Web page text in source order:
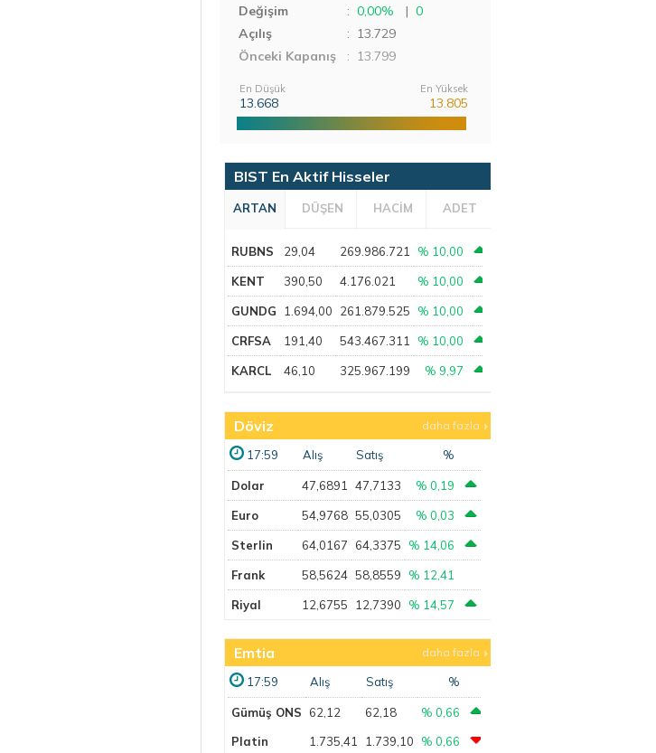
Değişim : 0,00% | 0
Açılış
: 13.729
Önceki Kapanış
: 13.799
En Düşük
13.668
En Yüksek
13.805
BIST En Aktif Hisseler
ARTAN DÜŞEN HACİM ADET
RUBNS 29,04 269.986.721 % 10,00
KENT 390,50 4.176.021 % 10,00
GUNDG 1.694,00 261.879.525 % 10,00
CRFSA 191,40 543.467.311 % 10,00
KARCL 46,10 325.967.199 % 9,97
Döviz daha fazla
17:59 Alış Satış %
Dolar 47,6891 47,7133 % 0,19
Euro 54,9768 55,0305 % 0,03
Sterlin 64,0167 64,3375 % 14,06
Frank 58,5624 58,8559 % 12,41
Riyal 12,6755 12,7390 % 14,57
Emtia daha fazla
17:59 Alış Satış %
Gümüş ONS 62,12 62,18
% 0,66
Platin
1.735,41 1.739,10
% 0,66